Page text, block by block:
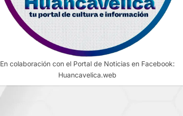
En colaboración con el Portal de Noticias en Facebook:
Huancavelica.web